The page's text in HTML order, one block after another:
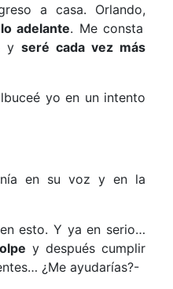
a casa. Orlando,
adelante. Me consta
yseré cada vez más
yo en un intento
en su voz y en la
esto. Y ya en serio…
y después cumplir
¿Me ayudarías?-